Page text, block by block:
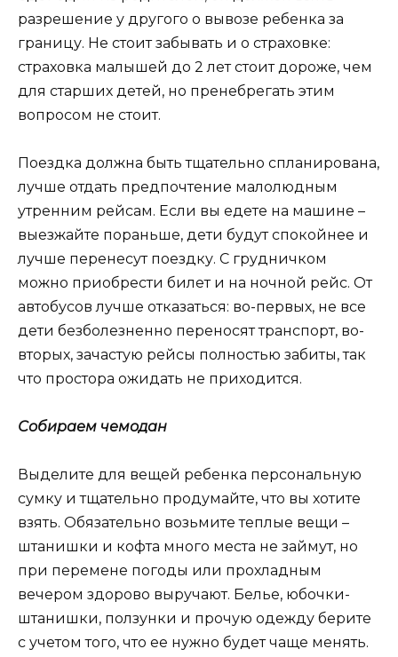
разрешение у другого о вывозе ребенка за
границу. Не стоит забывать и о страховке:
страховка малышей до 2 лет стоит дороже, чем
для старших детей, но пренебрегать этим
вопросом не стоит.
Поездка должна быть тщательно спланирована,
лучше отдать предпочтение малолюдным
утренним рейсам. Если вы едете на машине –
выезжайте пораньше, дети будут спокойнее и
лучше перенесут поездку. С грудничком
можно приобрести билет и на ночной рейс. От
автобусов лучше отказаться: во-первых, не все
дети безболезненно переносят транспорт, во-
вторых, зачастую рейсы полностью забиты, так
что простора ожидать не приходится.
Собираем чемодан
Выделите для вещей ребенка персональную
сумку и тщательно продумайте, что вы хотите
взять. Обязательно возьмите теплые вещи –
штанишки и кофта много места не займут, но
при перемене погоды или прохладным
вечером здорово выручают. Белье, юбочки-
штанишки, ползунки и прочую одежду берите
с учетом того, что ее нужно будет чаще менять.